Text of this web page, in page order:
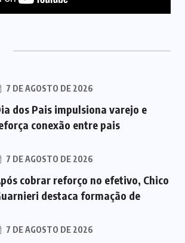
7 DE AGOSTO DE 2026
dos Pais impulsiona varejo e
conexão entre pais
7 DE AGOSTO DE 2026
cobrar reforço no efetivo, Chico
destaca formação de
7 DE AGOSTO DE 2026